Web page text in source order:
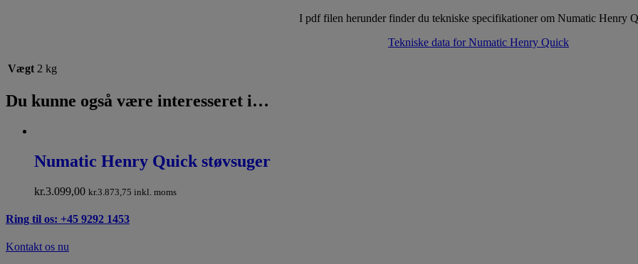
I pdf filen herunder finder du tekniske specifikationer om Numatic Henry
Tekniske data for Numatic Henry Quick
Vægt 2 kg
Du kunne også være interesseret i…
Numatic Henry Quick støvsuger
kr.3.099,00 kr.3.873,75 inkl. moms
Ring til os: +45 9292 1453
Kontakt os nu